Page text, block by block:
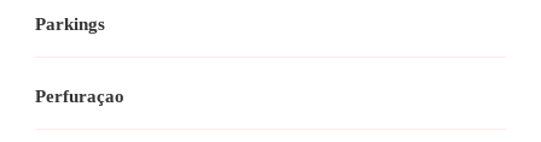
Parkings
Perfuraçao